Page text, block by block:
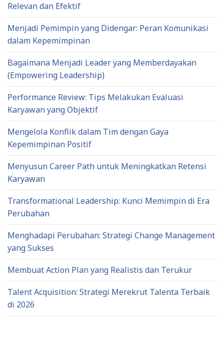
Relevan dan Efektif
Menjadi Pemimpin yang Didengar: Peran Komunikasi
dalam Kepemimpinan
Bagaimana Menjadi Leader yang Memberdayakan
(Empowering Leadership)
Performance Review: Tips Melakukan Evaluasi
Karyawan yang Objektif
Mengelola Konflik dalam Tim dengan Gaya
Kepemimpinan Positif
Menyusun Career Path untuk Meningkatkan Retensi
Karyawan
Transformational Leadership: Kunci Memimpin di Era
Perubahan
Menghadapi Perubahan: Strategi Change Management
yang Sukses
Membuat Action Plan yang Realistis dan Terukur
Talent Acquisition: Strategi Merekrut Talenta Terbaik
di 2026